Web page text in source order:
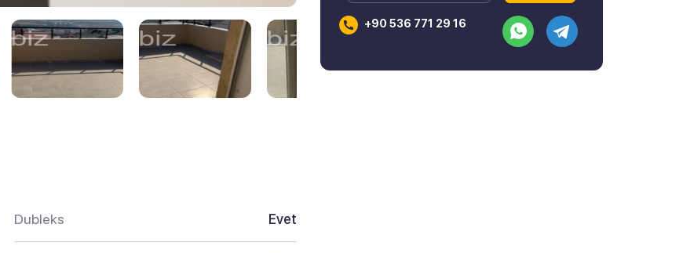
Dubleks Evet
+90 536 771 29 16